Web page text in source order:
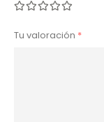
Tu valoración *